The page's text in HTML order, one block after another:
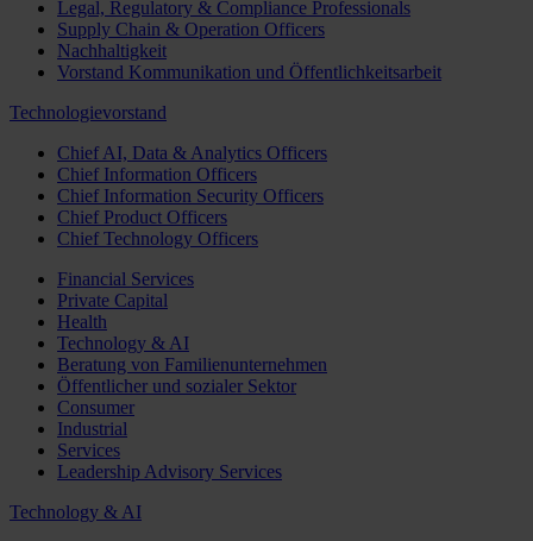
Legal, Regulatory & Compliance Professionals
Supply Chain & Operation Officers
Nachhaltigkeit
Vorstand Kommunikation und Öffentlichkeitsarbeit
Technologievorstand
Chief AI, Data & Analytics Officers
Chief Information Officers
Chief Information Security Officers
Chief Product Officers
Chief Technology Officers
Financial Services
Private Capital
Health
Technology & AI
Beratung von Familienunternehmen
Öffentlicher und sozialer Sektor
Consumer
Industrial
Services
Leadership Advisory Services
Technology & AI